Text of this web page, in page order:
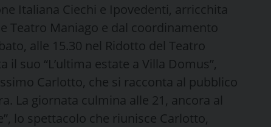
Italiana Ciechi e Ipovedenti, arricchita
Teatro Maniago e dal coordinamento
alle 15.30 nel Ridotto del Teatro
suo “L’ultima estate a Villa Domus”,
Carlotto, che si racconta al pubblico
La giornata culmina alle 21, ancora al
lo spettacolo che riunisce Carlotto,